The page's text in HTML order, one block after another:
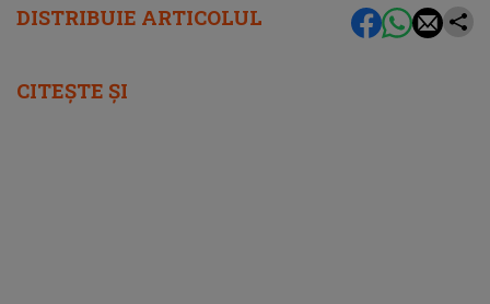
DISTRIBUIE ARTICOLUL
CITEȘTE ȘI